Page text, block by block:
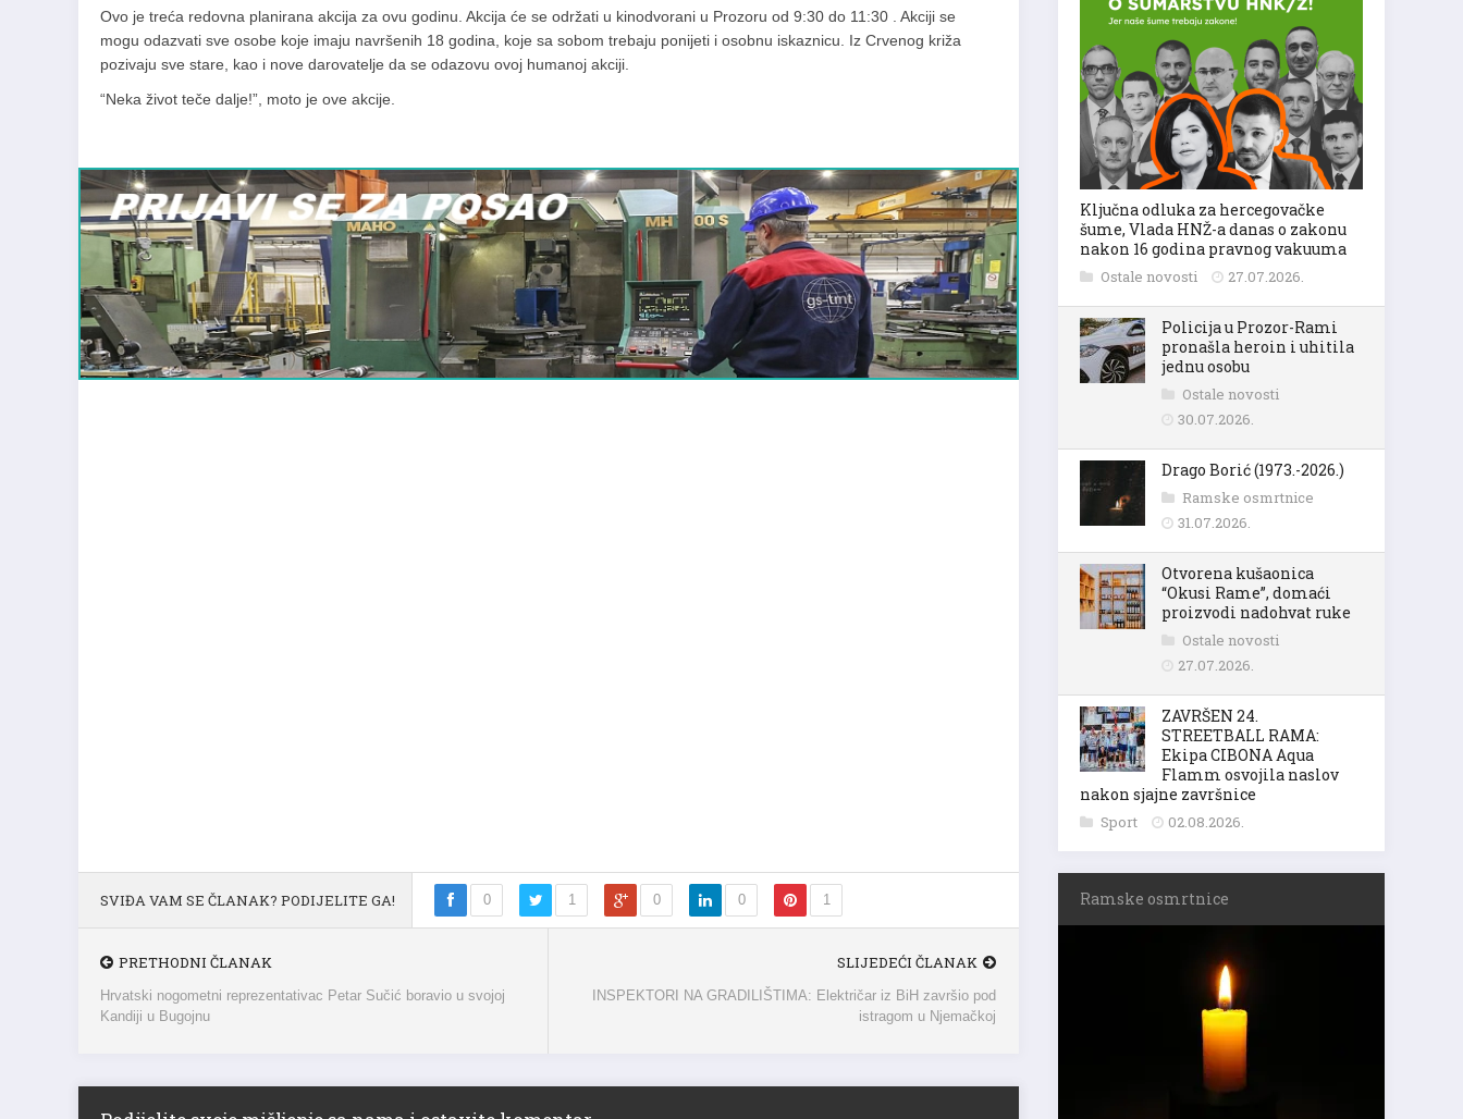
Ovo je treća redovna planirana akcija za ovu godinu. Akcija će se održati u kinodvorani u Prozoru od 9:30 do 11:30 . Akciji se
mogu odazvati sve osobe koje imaju navršenih 18 godina, koje sa sobom trebaju ponijeti i osobnu iskaznicu. Iz Crvenog križa
pozivaju sve stare, kao i nove darovatelje da se odazovu ovoj humanoj akciji.
“Neka život teče dalje!”, moto je ove akcije.
SVIĐA VAM SE ČLANAK? PODIJELITE GA! 0 1 0 0 1
PRETHODNI ČLANAK
Hrvatski nogometni reprezentativac Petar Sučić boravio u svojoj
Kandiji u Bugojnu
SLIJEDEĆI ČLANAK
INSPEKTORI NA GRADILIŠTIMA: Električar iz BiH završio pod
istragom u Njemačkoj
Ključna odluka za hercegovačke
šume, Vlada HNŽ-a danas o zakonu
nakon 16 godina pravnog vakuuma
Ostale novosti 27.07.2026.
Policija u Prozor-Rami
pronašla heroin i uhitila
jednu osobu
Ostale novosti
30.07.2026.
Drago Borić (1973.-2026.)
Ramske osmrtnice
31.07.2026.
Otvorena kušaonica
“Okusi Rame”, domaći
proizvodi nadohvat ruke
Ostale novosti
27.07.2026.
ZAVRŠEN 24.
STREETBALL RAMA:
Ekipa CIBONA Aqua
Flamm osvojila naslov
nakon sjajne završnice
Sport 02.08.2026.
Ramske osmrtnice